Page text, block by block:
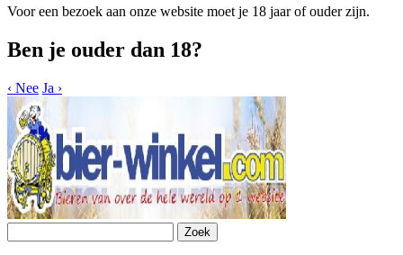
Voor een bezoek aan onze website moet je 18 jaar of ouder zijn.
Ben je ouder dan 18?
‹ Nee Ja ›